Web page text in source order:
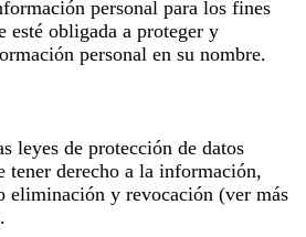
personal para los fines
esté obligada a proteger y
personal en su nombre.
leyes de protección de datos
tener derecho a la información,
eliminación y revocación (ver más